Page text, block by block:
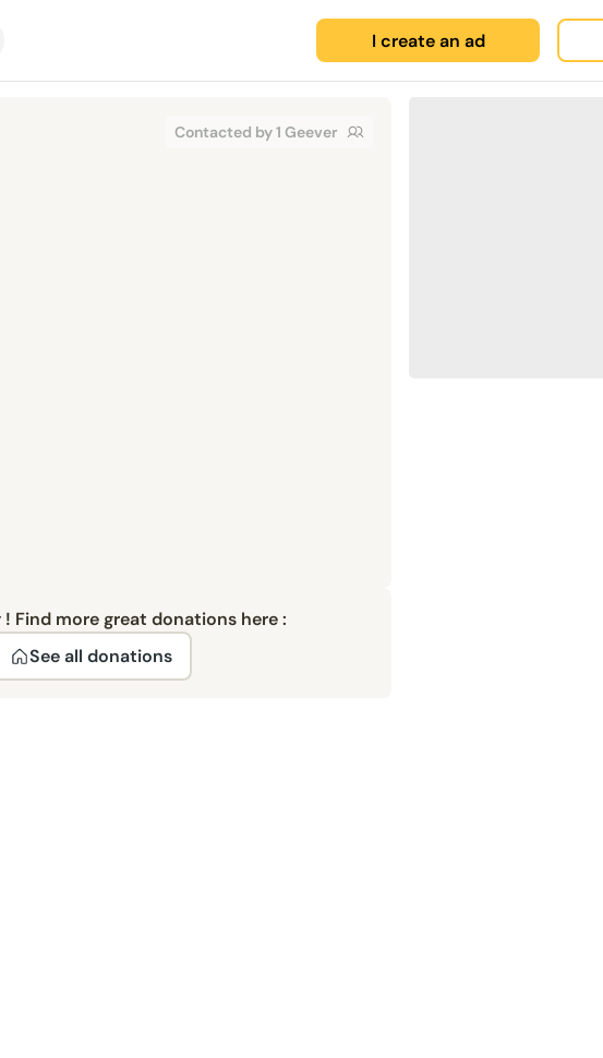
I create an ad
Contacted by 1 Geever
Find more great donations here :
See all donations